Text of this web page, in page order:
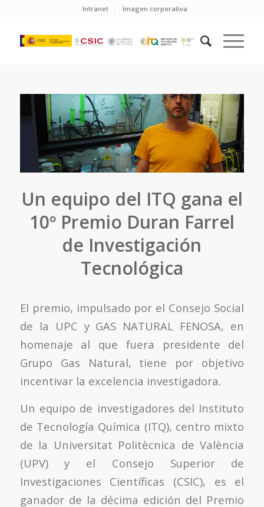
Intranet Imagen corporativa
Un equipo del ITQ gana el
10º Premio Duran Farrel
de Investigación
Tecnológica
El premio, impulsado por el Consejo Social
de la UPC y GAS NATURAL FENOSA, en
homenaje al que fuera presidente del
Grupo Gas Natural, tiene por objetivo
incentivar la excelencia investigadora.
Un equipo de investigadores del Instituto
de Tecnología Química (ITQ), centro mixto
de la Universitat Politècnica de València
(UPV) y el Consejo Superior de
Investigaciones Científicas (CSIC), es el
ganador de la décima edición del Premio